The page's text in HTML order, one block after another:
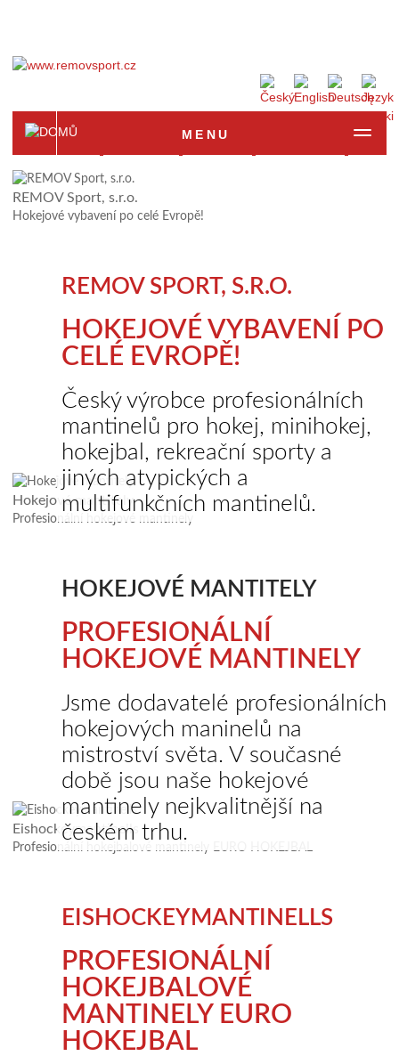
MENU
Homepage Produkte
REMOV Sport, s.r.o.
Hokejové vybavení po celé Evropě!
REMOV SPORT, S.R.O.
HOKEJOVÉ VYBAVENÍ PO
CELÉ EVROPĚ!
Český výrobce profesionálních
mantinelů pro hokej, minihokej,
hokejbal, rekreační sporty a
jiných atypických a
multifunkčních mantinelů.
Hokejové mantitely
Profesionální hokejové mantinely
HOKEJOVÉ MANTITELY
PROFESIONÁLNÍ
HOKEJOVÉ MANTINELY
Jsme dodavatelé profesionálních
hokejových maninelů na
mistroství světa. V současné
době jsou naše hokejové
mantinely nejkvalitnější na
českém trhu.
Eishockeymantinells
Profesionální hokejbalové mantinely EURO HOKEJBAL
EISHOCKEYMANTINELLS
PROFESIONÁLNÍ
HOKEJBALOVÉ
MANTINELY EURO
HOKEJBAL